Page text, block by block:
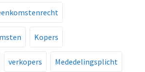
Kopers
verkopers Mededelingsplicht